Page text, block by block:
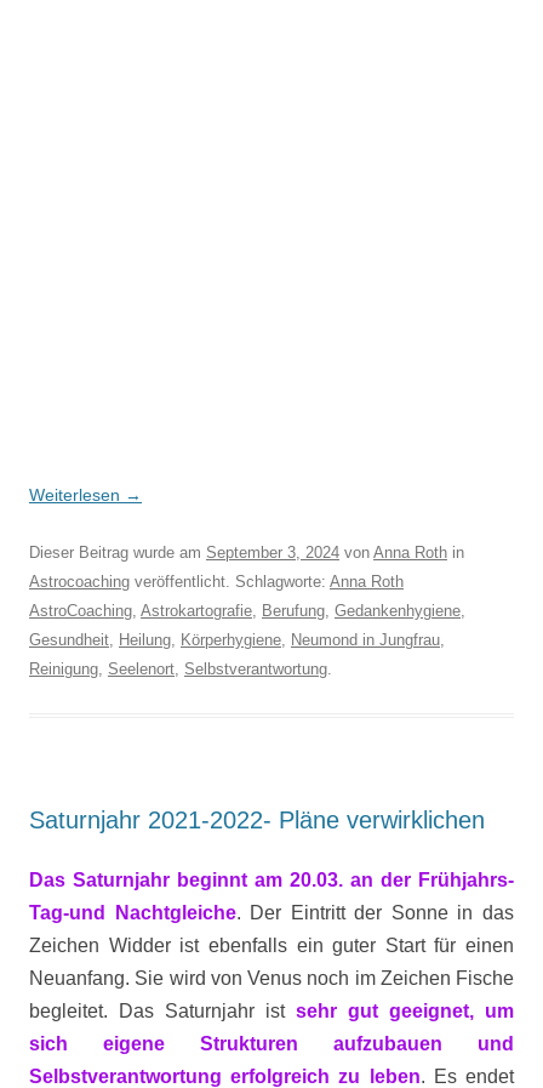
Weiterlesen →
Dieser Beitrag wurde am September 3, 2024 von Anna Roth in
Astrocoaching veröffentlicht. Schlagworte: Anna Roth
AstroCoaching, Astrokartografie, Berufung, Gedankenhygiene,
Gesundheit, Heilung, Körperhygiene, Neumond in Jungfrau,
Reinigung, Seelenort, Selbstverantwortung.
Saturnjahr 2021-2022- Pläne verwirklichen
Das Saturnjahr beginnt am 20.03. an der Frühjahrs-
Tag-und Nachtgleiche. Der Eintritt der Sonne in das
Zeichen Widder ist ebenfalls ein guter Start für einen
Neuanfang. Sie wird von Venus noch im Zeichen Fische
begleitet. Das Saturnjahr ist sehr gut geeignet, um
sich eigene Strukturen aufzubauen und
Selbstverantwortung erfolgreich zu leben. Es endet